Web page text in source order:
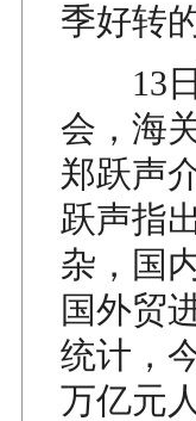
季好转
13日
会，海
郑跃声
跃声指
杂，国
国外贸
统计，
万亿元